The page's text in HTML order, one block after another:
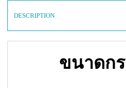
DESCRIPTION
ขนาดกร